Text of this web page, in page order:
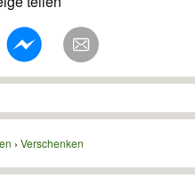
Verschenken